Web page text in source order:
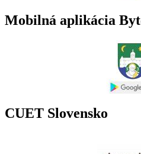
Mobilná aplikácia
CUET Slovensko